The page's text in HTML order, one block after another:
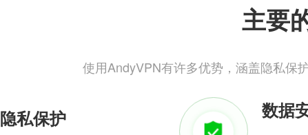
主要
使用AndyVPN有许多优势，涵盖隐私保
隐私保护 数据